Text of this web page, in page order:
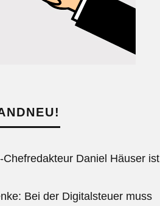
Chefredakteur Daniel Häuser ist
Bei der Digitalsteuer muss